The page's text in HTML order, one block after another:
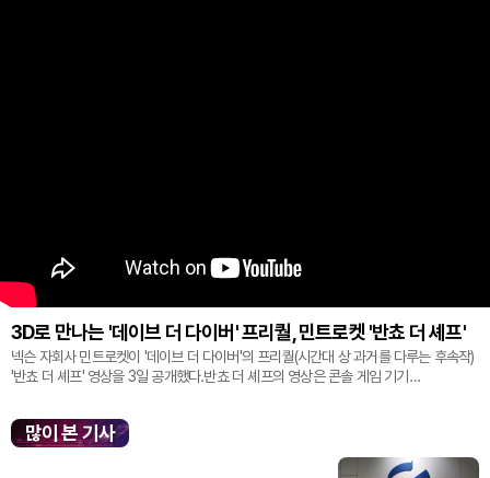
3D로 만나는 '데이브 더 다이버' 프리퀄, 민트로켓 '반쵸 더 셰프'
넥슨 자회사 민트로켓이 '데이브 더 다이버'의 프리퀄(시간대 상 과거를 다루는 후속작)
'반쵸 더 셰프' 영상을 3일 공개했다.반쵸 더 셰프의 영상은 콘솔 게임 기기
많이 본 기사